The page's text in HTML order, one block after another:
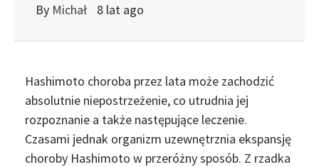
By Michał 8 lat ago
Hashimoto choroba przez lata może zachodzić
absolutnie niepostrzeżenie, co utrudnia jej
rozpoznanie a także następujące leczenie.
Czasami jednak organizm uzewnętrznia ekspansję
choroby Hashimoto w przeróżny sposób. Z rzadka